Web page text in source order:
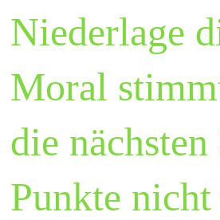
Niederlage
Moral
die nächsten
Punkte